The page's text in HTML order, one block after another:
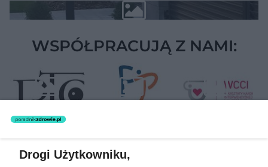
WSPÓŁPRACUJĄ Z NAMI:
Drogi Użytkowniku,